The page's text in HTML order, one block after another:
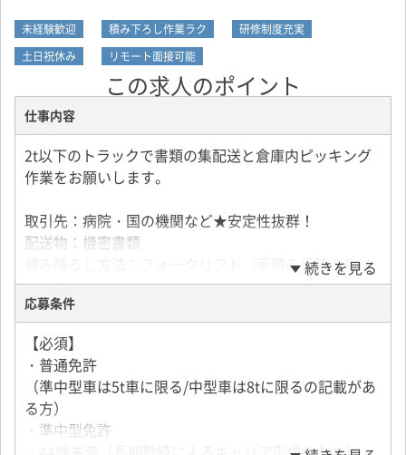
未経験歓迎 積み下ろし作業ラク
研修制度充実
土日祝休み
リモート面接可能
この求人のポイント
仕事内容
2t以下のトラックで書類の集配送と倉庫内ピッキング
作業をお願いします。
取引先：病院・国の機関など★安定性抜群！
配送物：機密書類
積み降ろし方法：フォークリフト（手積み手降ろしは
ありません）
配送先：都内・近距離のみ
※再配達や夜間運転なし！
■基本転勤なし
※基本転勤なしですが、配置換え、転勤、出向により
就業場所・業務内容を変更することがあります。
続きを見る
応募条件
【必須】
・普通免許
（準中型車は5t車に限る/中型車は8tに限るの記載があ
る方）
・準中型免許